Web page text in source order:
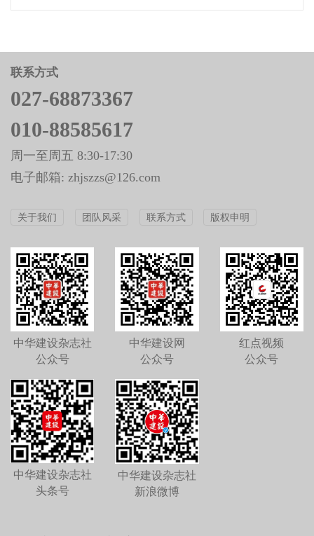
联系方式
027-68873367
010-88585617
周一至周五 8:30-17:30
电子邮箱: zhjszzs@126.com
关于我们 团队风采 联系方式 版权申明
中华建设杂志社
公众号
中华建设网
公众号
红点视频
公众号
中华建设杂志社
头条号
中华建设杂志社
新浪微博